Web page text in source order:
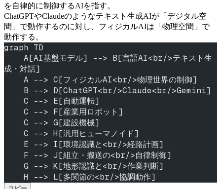
を自律的に制御するAIを指す。
ChatGPTやClaudeのようなテキスト生成AIが「デジタル空
間」で動作するのに対し、フィジカルAIは「物理空間」で
動作する。
graph TD
成・対話]
    A --> C[フィジカルAI<br/>物理世界の制御]
    B --> D[ChatGPT<br/>Claude<br/>Gemini]
    C --> E[自動運転]
    C --> F[産業用ロボット]
    C --> G[建設機械]
    C --> H[汎用ヒューマノイド]
    E --> I[環境認識と<br/>経路計画]
    F --> J[組立・搬送の<br/>自律制御]
    G --> K[地形認識と<br/>作業判断]
    H --> L[多関節の<br/>協調動作]